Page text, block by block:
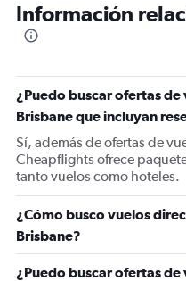
Información
¿Puedo buscar ofertas de
Brisbane que incluyan
Sí, además de ofertas de
Cheapflights ofrece
tanto vuelos como hoteles.
¿Cómo busco vuelos
Brisbane?
¿Puedo buscar ofertas